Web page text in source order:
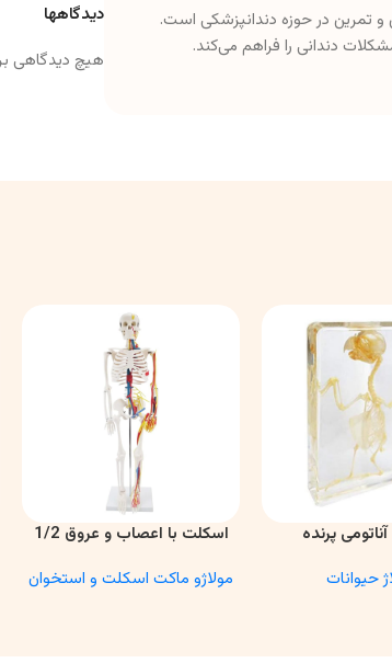
و تمرین در حوزه دندانپزشکی است.
دندانی را فراهم می‌کند.
دیدگاهها
هیچ دیدگاهی
پرنده
حیوانات
اطلاعات بیشتر
اسکلت با اعصاب و عروق 1/2
مولاژو ماکت اسکلت و استخوان